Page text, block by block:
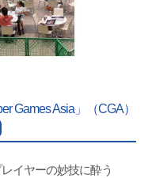
Games Asia」（CGA）
イヤーの妙技に酔う